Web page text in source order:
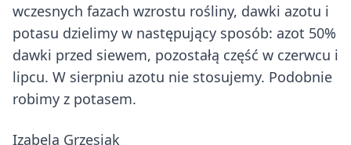
wczesnych fazach wzrostu rośliny, dawki azotu i
potasu dzielimy w następujący sposób: azot 50%
dawki przed siewem, pozostałą część w czerwcu i
lipcu. W sierpniu azotu nie stosujemy. Podobnie
robimy z potasem.
Izabela Grzesiak